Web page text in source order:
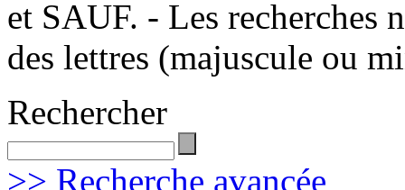
et SAUF. - Les recherches
des lettres (majuscule ou
Rechercher
>> Recherche avancée